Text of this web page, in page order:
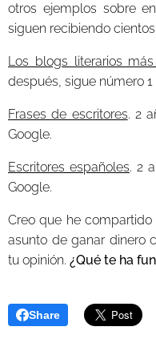
otros ejemplos sobre
siguen recibiendo
Los blogs literarios
después, sigue número
Frases de escritores. 2
Google.
Escritores españoles. 2
Google.
Creo que he
asunto de ganar dinero
tu opinión. ¿Qué te ha
Share